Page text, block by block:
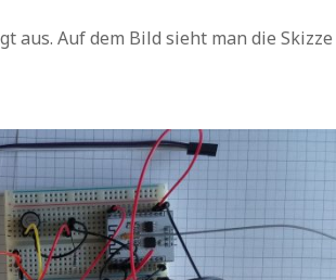
aus. Auf dem Bild sieht man die Skizze